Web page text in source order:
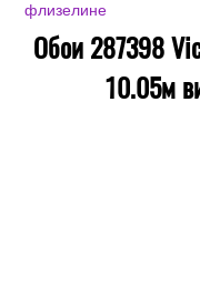
флизелине
Обои 287398
10.05м